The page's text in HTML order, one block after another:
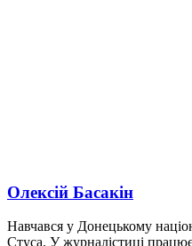
Олексій Басакін
Навчався у Донецькому
Стуса. У журналістиці